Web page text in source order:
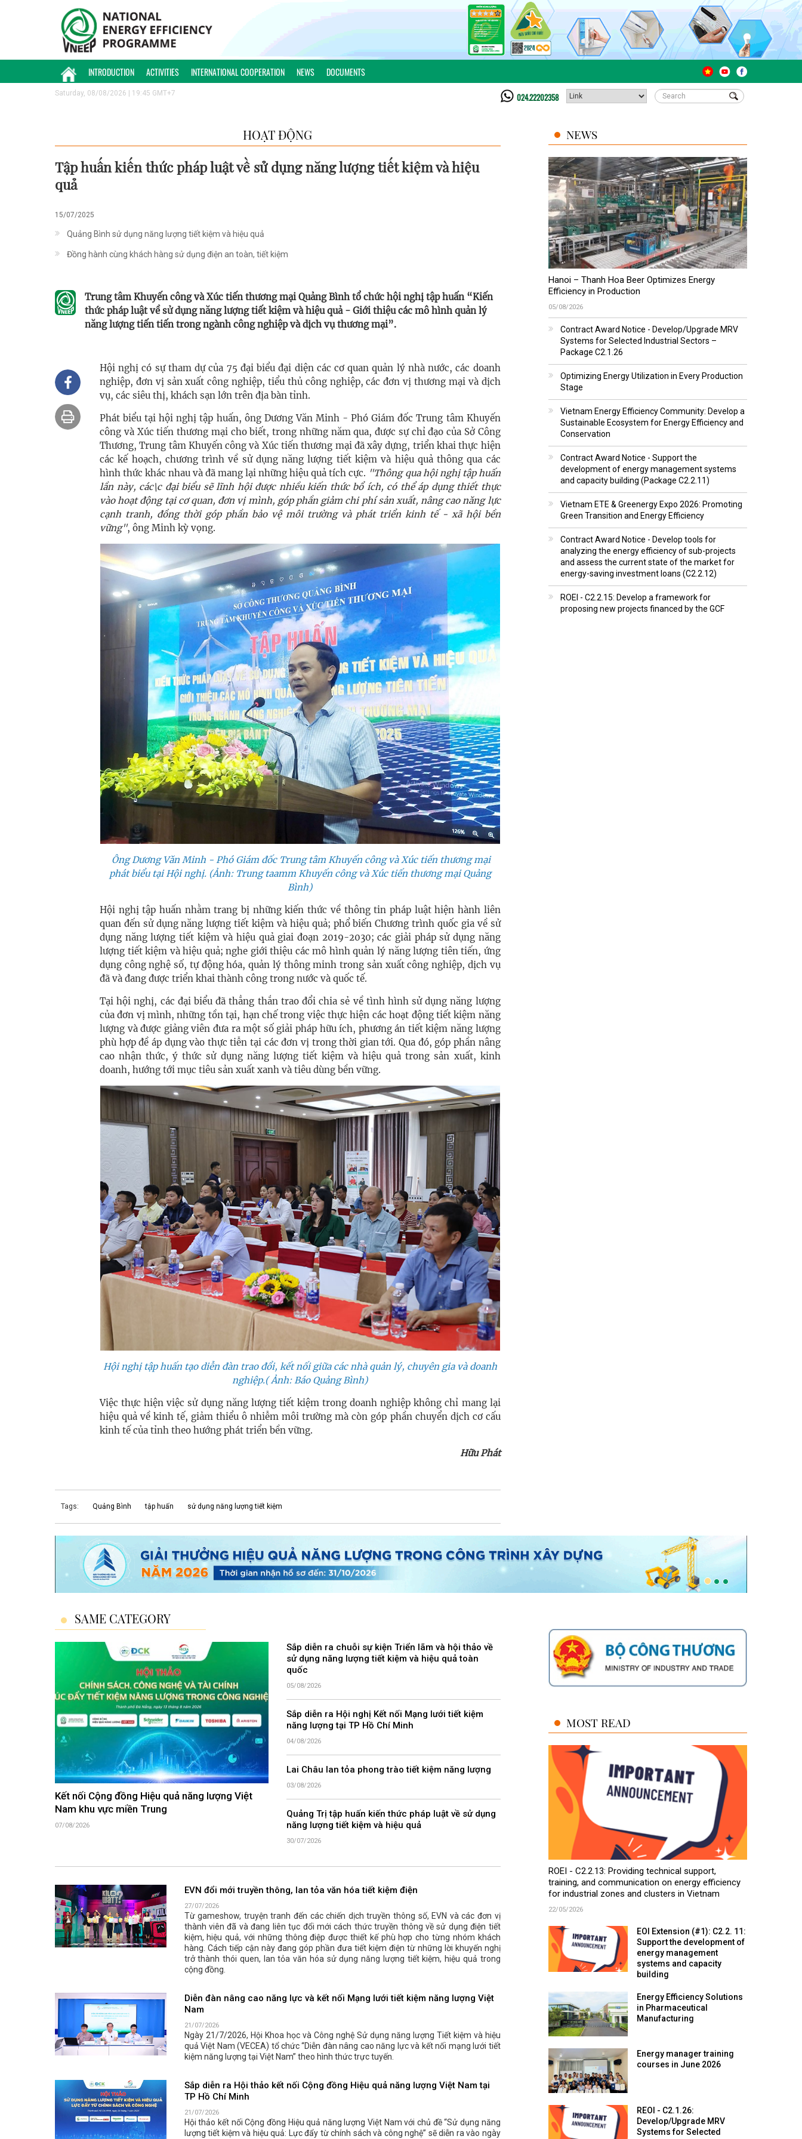
INTRODUCTION ACTIVITIES INTERNATIONAL COOPERATION NEWS DOCUMENTS
Saturday, 08/08/2026 | 19:45 GMT+7 024.22202358
HOẠT ĐỘNG
Tập huấn kiến thức pháp luật về sử dụng năng lượng tiết kiệm và hiệu
quả
15/07/2025
Quảng Bình sử dụng năng lượng tiết kiệm và hiệu quả
Đồng hành cùng khách hàng sử dụng điện an toàn, tiết kiệm
Trung tâm Khuyến công và Xúc tiến thương mại Quảng Bình tổ chức hội nghị tập huấn “Kiến
thức pháp luật về sử dụng năng lượng tiết kiệm và hiệu quả - Giới thiệu các mô hình quản lý
năng lượng tiến tiến trong ngành công nghiệp và dịch vụ thương mại”.
Hội nghị có sự tham dự của 75 đại biểu đại diện các cơ quan quản lý nhà nước, các doanh
nghiệp, đơn vị sản xuất công nghiệp, tiểu thủ công nghiệp, các đơn vị thương mại và dịch
vụ, các siêu thị, khách sạn lớn trên địa bàn tỉnh.
Phát biểu tại hội nghị tập huấn, ông Dương Văn Minh - Phó Giám đốc Trung tâm Khuyến
công và Xúc tiến thương mại cho biết, trong những năm qua, được sự chỉ đạo của Sở Công
Thương, Trung tâm Khuyến công và Xúc tiến thương mại đã xây dựng, triển khai thực hiện
các kế hoạch, chương trình về sử dụng năng lượng tiết kiệm và hiệu quả thông qua các
hình thức khác nhau và đã mang lại những hiệu quả tích cực. "Thông qua hội nghị tập huấn
lần này, các\c đại biểu sẽ lĩnh hội được nhiều kiến thức bổ ích, có thể áp dụng thiết thực
vào hoạt động tại cơ quan, đơn vị mình, góp phần giảm chi phí sản xuất, nâng cao năng lực
cạnh tranh, đồng thời góp phần bảo vệ môi trường và phát triển kinh tế - xã hội bền
vững", ông Minh kỳ vọng.
Ông Dương Văn Minh - Phó Giám đốc Trung tâm Khuyến công và Xúc tiến thương mại
phát biểu tại Hội nghị. (Ảnh: Trung taamm Khuyến công và Xúc tiến thương mại Quảng
Bình)
Hội nghị tập huấn nhằm trang bị những kiến thức về thông tin pháp luật hiện hành liên
quan đến sử dụng năng lượng tiết kiệm và hiệu quả; phổ biến Chương trình quốc gia về sử
dụng năng lượng tiết kiệm và hiệu quả giai đoạn 2019-2030; các giải pháp sử dụng năng
lượng tiết kiệm và hiệu quả; nghe giới thiệu các mô hình quản lý năng lượng tiên tiến, ứng
dụng công nghệ số, tự động hóa, quản lý thông minh trong sản xuất công nghiệp, dịch vụ
đã và đang được triển khai thành công trong nước và quốc tế.
Tại hội nghị, các đại biểu đã thẳng thắn trao đổi chia sẻ về tình hình sử dụng năng lượng
của đơn vị mình, những tồn tại, hạn chế trong việc thực hiện các hoạt động tiết kiệm năng
lượng và được giảng viên đưa ra một số giải pháp hữu ích, phương án tiết kiệm năng lượng
phù hợp đề áp dụng vào thực tiễn tại các đơn vị trong thời gian tới. Qua đó, góp phần nâng
cao nhận thức, ý thức sử dụng năng lượng tiết kiệm và hiệu quả trong sản xuất, kinh
doanh, hướng tới mục tiêu sản xuất xanh và tiêu dùng bền vững.
Hội nghị tập huấn tạo diễn đàn trao đổi, kết nối giữa các nhà quản lý, chuyên gia và doanh
nghiệp.( Ảnh: Báo Quảng Bình)
Việc thực hiện việc sử dụng năng lượng tiết kiệm trong doanh nghiệp không chỉ mang lại
hiệu quả về kinh tế, giảm thiểu ô nhiễm môi trường mà còn góp phần chuyển dịch cơ cấu
kinh tế của tỉnh theo hướng phát triển bền vững.
Hữu Phát
Tags: Quảng Bình tập huấn sử dụng năng lượng tiết kiệm
NEWS
Hanoi – Thanh Hoa Beer Optimizes Energy
Efficiency in Production
05/08/2026
Contract Award Notice - Develop/Upgrade MRV
Systems for Selected Industrial Sectors –
Package C2.1.26
Optimizing Energy Utilization in Every Production
Stage
Vietnam Energy Efficiency Community: Develop a
Sustainable Ecosystem for Energy Efficiency and
Conservation
Contract Award Notice - Support the
development of energy management systems
and capacity building (Package C2.2.11)
Vietnam ETE & Greenergy Expo 2026: Promoting
Green Transition and Energy Efficiency
Contract Award Notice - Develop tools for
analyzing the energy efficiency of sub-projects
and assess the current state of the market for
energy-saving investment loans (C2.2.12)
ROEI - C2.2.15: Develop a framework for
proposing new projects financed by the GCF
SAME CATEGORY
Kết nối Cộng đồng Hiệu quả năng lượng Việt
Nam khu vực miền Trung
07/08/2026
Sắp diễn ra chuỗi sự kiện Triển lãm và hội thảo về
sử dụng năng lượng tiết kiệm và hiệu quả toàn
quốc
05/08/2026
Sắp diễn ra Hội nghị Kết nối Mạng lưới tiết kiệm
năng lượng tại TP Hồ Chí Minh
04/08/2026
Lai Châu lan tỏa phong trào tiết kiệm năng lượng
03/08/2026
Quảng Trị tập huấn kiến thức pháp luật về sử dụng
năng lượng tiết kiệm và hiệu quả
30/07/2026
EVN đổi mới truyền thông, lan tỏa văn hóa tiết kiệm điện
27/07/2026
Từ gameshow, truyện tranh đến các chiến dịch truyền thông số, EVN và các đơn vị
thành viên đã và đang liên tục đổi mới cách thức truyền thông về sử dụng điện tiết
kiệm, hiệu quả, với những thông điệp được thiết kế phù hợp cho từng nhóm khách
hàng. Cách tiếp cận này đang góp phần đưa tiết kiệm điện từ những lời khuyến nghị
trở thành thói quen, lan tỏa văn hóa sử dụng năng lượng tiết kiệm, hiệu quả trong
cộng đồng.
Diễn đàn nâng cao năng lực và kết nối Mạng lưới tiết kiệm năng lượng Việt
Nam
21/07/2026
Ngày 21/7/2026, Hội Khoa học và Công nghệ Sử dụng năng lượng Tiết kiệm và hiệu
quả Việt Nam (VECEA) tổ chức “Diễn đàn nâng cao năng lực và kết nối mạng lưới tiết
kiệm năng lượng tại Việt Nam” theo hình thức trực tuyến.
Sắp diễn ra Hội thảo kết nối Cộng đồng Hiệu quả năng lượng Việt Nam tại
TP Hồ Chí Minh
21/07/2026
Hội thảo kết nối Cộng đồng Hiệu quả năng lượng Việt Nam với chủ đề “Sử dụng năng
lượng tiết kiệm và hiệu quả: Lực đẩy từ chính sách và công nghệ” sẽ diễn ra vào ngày
MOST READ
ROEI - C2.2.13: Providing technical support,
training, and communication on energy efficiency
for industrial zones and clusters in Vietnam
22/05/2026
EOI Extension (#1): C2.2. 11:
Support the development of
energy management
systems and capacity
building
Energy Efficiency Solutions
in Pharmaceutical
Manufacturing
Energy manager training
courses in June 2026
REOI - C2.1.26:
Develop/Upgrade MRV
Systems for Selected